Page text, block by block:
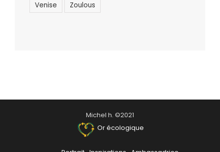
Venise
Zoulous
Michel h. ©2021
Or écologique